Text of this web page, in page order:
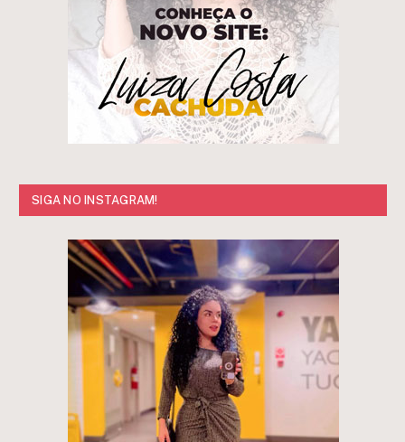
SIGA NO INSTAGRAM!